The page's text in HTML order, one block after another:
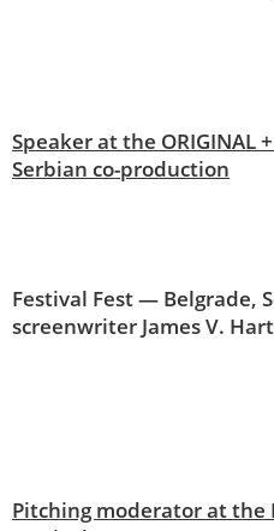
Speaker at the ORIGINAL
Serbian co-production
Festival Fest — Belgrade,
screenwriter James V. Hart
Pitching moderator at